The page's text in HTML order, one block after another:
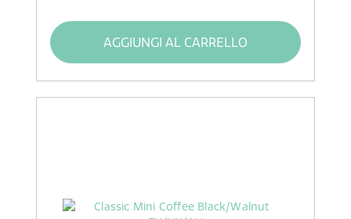
AGGIUNGI AL CARRELLO